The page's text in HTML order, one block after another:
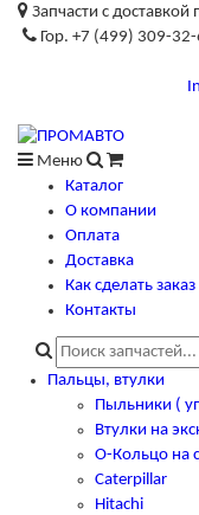
Запчасти с доставкой
Гор. +7 (499) 309-
Меню
Каталог
О компании
Оплата
Доставка
Как сделать заказ
Контакты
Пальцы, втулки
Пыльники (
Втулки на
О-Кольцо на
Caterpillar
Hitachi